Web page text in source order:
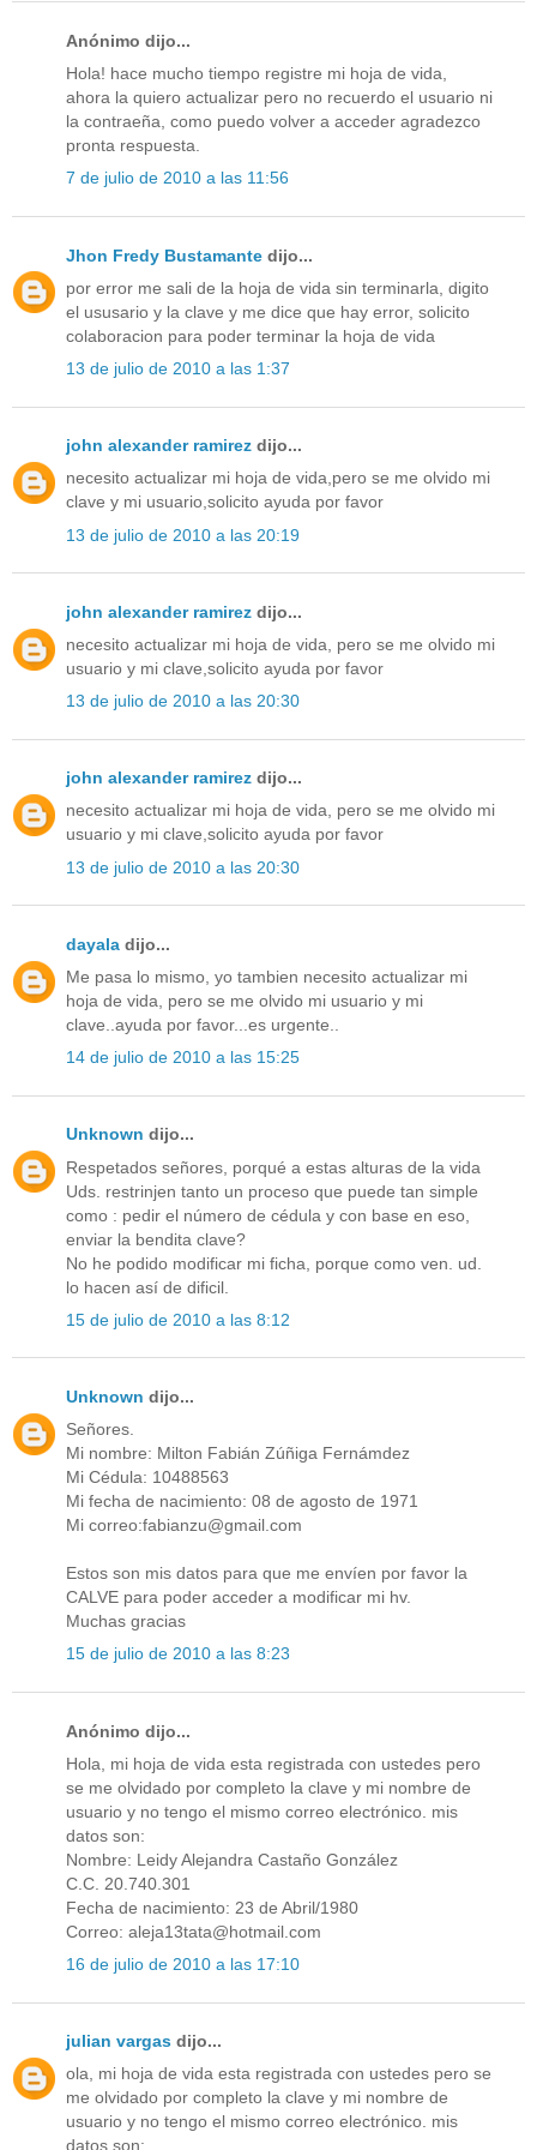
Anónimo dijo...
Hola! hace mucho tiempo registre mi hoja de vida,
ahora la quiero actualizar pero no recuerdo el usuario ni
la contraeña, como puedo volver a acceder agradezco
pronta respuesta.
7 de julio de 2010 a las 11:56
Jhon Fredy Bustamante dijo...
por error me sali de la hoja de vida sin terminarla, digito
el ususario y la clave y me dice que hay error, solicito
colaboracion para poder terminar la hoja de vida
13 de julio de 2010 a las 1:37
john alexander ramirez dijo...
necesito actualizar mi hoja de vida,pero se me olvido mi
clave y mi usuario,solicito ayuda por favor
13 de julio de 2010 a las 20:19
john alexander ramirez dijo...
necesito actualizar mi hoja de vida, pero se me olvido mi
usuario y mi clave,solicito ayuda por favor
13 de julio de 2010 a las 20:30
john alexander ramirez dijo...
necesito actualizar mi hoja de vida, pero se me olvido mi
usuario y mi clave,solicito ayuda por favor
13 de julio de 2010 a las 20:30
dayala dijo...
Me pasa lo mismo, yo tambien necesito actualizar mi
hoja de vida, pero se me olvido mi usuario y mi
clave..ayuda por favor...es urgente..
14 de julio de 2010 a las 15:25
Unknown dijo...
Respetados señores, porqué a estas alturas de la vida
Uds. restrinjen tanto un proceso que puede tan simple
como : pedir el número de cédula y con base en eso,
enviar la bendita clave?
No he podido modificar mi ficha, porque como ven. ud.
lo hacen así de dificil.
15 de julio de 2010 a las 8:12
Unknown dijo...
Señores.
Mi nombre: Milton Fabián Zúñiga Fernámdez
Mi Cédula: 10488563
Mi fecha de nacimiento: 08 de agosto de 1971
Mi correo:fabianzu@gmail.com
Estos son mis datos para que me envíen por favor la
CALVE para poder acceder a modificar mi hv.
Muchas gracias
15 de julio de 2010 a las 8:23
Anónimo dijo...
Hola, mi hoja de vida esta registrada con ustedes pero
se me olvidado por completo la clave y mi nombre de
usuario y no tengo el mismo correo electrónico. mis
datos son:
Nombre: Leidy Alejandra Castaño González
C.C. 20.740.301
Fecha de nacimiento: 23 de Abril/1980
Correo: aleja13tata@hotmail.com
16 de julio de 2010 a las 17:10
julian vargas dijo...
ola, mi hoja de vida esta registrada con ustedes pero se
me olvidado por completo la clave y mi nombre de
usuario y no tengo el mismo correo electrónico. mis
datos son: